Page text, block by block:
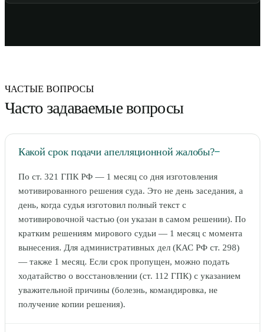
ЧАСТЫЕ ВОПРОСЫ
Часто задаваемые вопросы
Какой срок подачи апелляционной жалобы?−
По ст. 321 ГПК РФ — 1 месяц со дня изготовления
мотивированного решения суда. Это не день заседания, а
день, когда судья изготовил полный текст с
мотивировочной частью (он указан в самом решении). По
кратким решениям мирового судьи — 1 месяц с момента
вынесения. Для административных дел (КАС РФ ст. 298)
— также 1 месяц. Если срок пропущен, можно подать
ходатайство о восстановлении (ст. 112 ГПК) с указанием
уважительной причины (болезнь, командировка, не
получение копии решения).